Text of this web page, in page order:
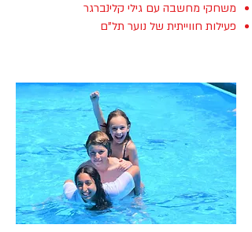
משחקי מחשבה עם גילי קלינברגר
פעילות חווייתית של נוער תל"ם